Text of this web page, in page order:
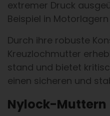
extremer Druck
Beispiel in
Durch ihre robuste
Kreuzlochmutter
stand und bietet
einen sicheren und
Nylock-Muttern